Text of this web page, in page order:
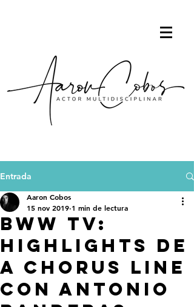
Entrada
BWW TV:
Highlights de
A CHORUS LINE
con Antonio
Aaron Cobos
15 nov 2019 1 min de lectura